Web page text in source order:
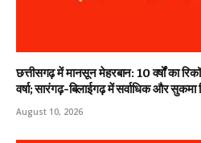
छत्तीसगढ़ में मानसून मेहरबान: 10 वर्षों का
वर्षा; सारंगढ़-बिलाईगढ़ में सर्वाधिक और
August 10, 2026